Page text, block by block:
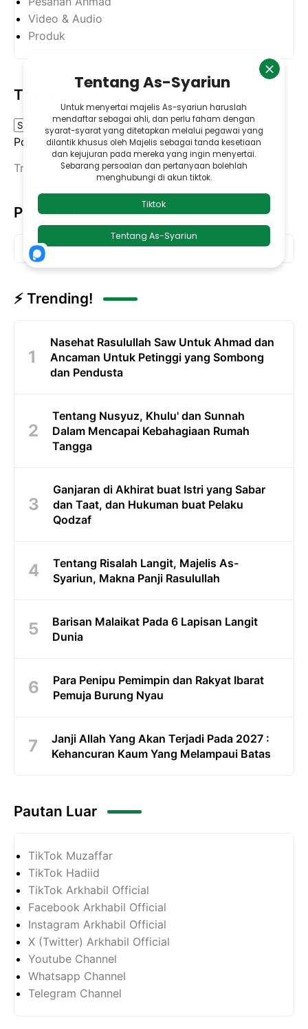
Video & Audio
Produk
Translate
Powered by
Translate
Pengunjung
⚡ Trending!
Nasehat Rasulullah Saw Untuk Ahmad dan
Ancaman Untuk Petinggi yang Sombong
dan Pendusta
Tentang Nusyuz, Khulu' dan Sunnah
Dalam Mencapai Kebahagiaan Rumah
Tangga
Ganjaran di Akhirat buat Istri yang Sabar
dan Taat, dan Hukuman buat Pelaku
Qodzaf
Tentang Risalah Langit, Majelis As-
Syariun, Makna Panji Rasulullah
Barisan Malaikat Pada 6 Lapisan Langit
Dunia
Para Penipu Pemimpin dan Rakyat Ibarat
Pemuja Burung Nyau
Janji Allah Yang Akan Terjadi Pada 2027 :
Kehancuran Kaum Yang Melampaui Batas
Pautan Luar
TikTok Muzaffar
TikTok Hadiid
TikTok Arkhabil Official
Facebook Arkhabil Official
Instagram Arkhabil Official
X (Twitter) Arkhabil Official
Youtube Channel
Whatsapp Channel
Telegram Channel